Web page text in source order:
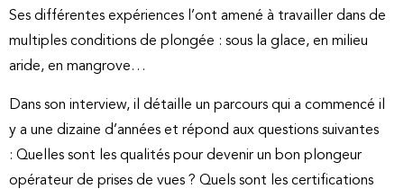
Ses différentes expériences l’ont amené à travailler dans de
multiples conditions de plongée : sous la glace, en milieu
aride, en mangrove…
Dans son interview, il détaille un parcours qui a commencé il
y a une dizaine d’années et répond aux questions suivantes
: Quelles sont les qualités pour devenir un bon plongeur
opérateur de prises de vues ? Quels sont les certifications